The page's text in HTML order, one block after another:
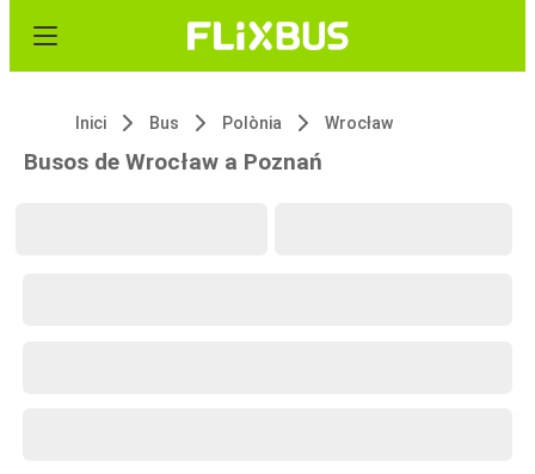
Inici Bus Polònia Wrocław
Busos de Wrocław a Poznań